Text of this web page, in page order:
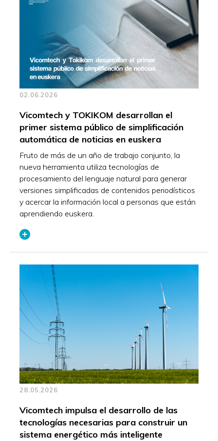
02.06.2026
Vicomtech y TOKIKOM desarrollan el
primer sistema público de simplificación
automática de noticias en euskera
Fruto de más de un año de trabajo conjunto, la
nueva herramienta utiliza tecnologías de
procesamiento del lenguaje natural para generar
versiones simplificadas de contenidos periodísticos
y acercar la información local a personas que están
aprendiendo euskera.
28.05.2026
Vicomtech impulsa el desarrollo de las
tecnologías necesarias para construir un
sistema energético más inteligente